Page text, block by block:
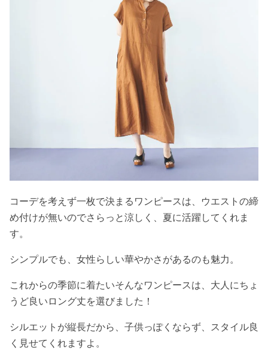
コーデを考えず一枚で決まるワンピースは、ウエストの締
め付けが無いのでさらっと涼しく、夏に活躍してくれま
す。
シンプルでも、女性らしい華やかさがあるのも魅力。
これからの季節に着たいそんなワンピースは、大人にちょ
うど良いロング丈を選びました！
シルエットが縦長だから、子供っぽくならず、スタイル良
く見せてくれますよ。